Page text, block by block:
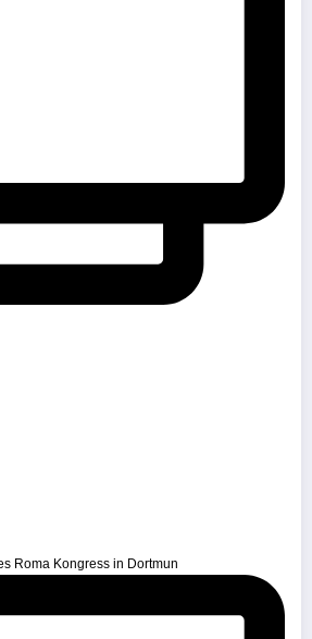
Roma Kongress in Dortmun